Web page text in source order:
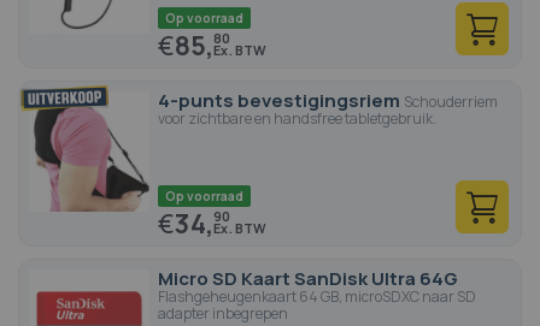
Op voorraad
€85,80
4-punts bevestigingsriem Schouderriem
voor zichtbare en handsfree tabletgebruik.
Op voorraad
€34,90
Micro SD Kaart SanDisk Ultra 64G
Flashgeheugenkaart 64 GB, microSDXC naar SD
adapter inbegrepen